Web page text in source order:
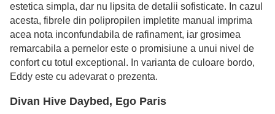
estetica simpla, dar nu lipsita de detalii sofisticate. In cazul
acesta, fibrele din polipropilen impletite manual imprima
acea nota inconfundabila de rafinament, iar grosimea
remarcabila a pernelor este o promisiune a unui nivel de
confort cu totul exceptional. In varianta de culoare bordo,
Eddy este cu adevarat o prezenta.
Divan Hive Daybed, Ego Paris